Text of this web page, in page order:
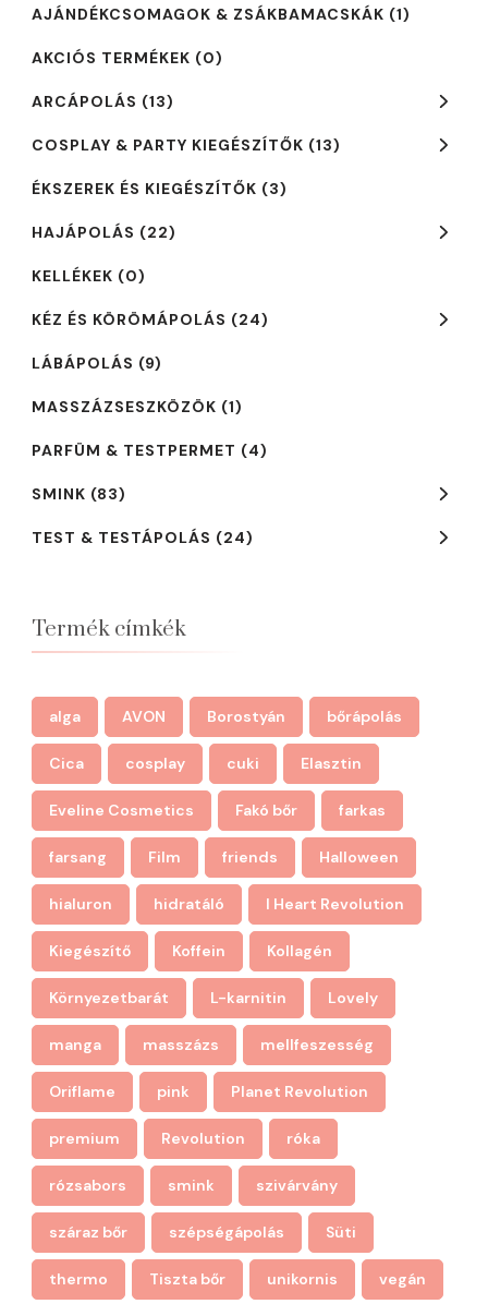
AJÁNDÉKCSOMAGOK & ZSÁKBAMACSKÁK (1)
AKCIÓS TERMÉKEK (0)
ARCÁPOLÁS (13)
COSPLAY & PARTY KIEGÉSZÍTŐK (13)
ÉKSZEREK ÉS KIEGÉSZÍTŐK (3)
HAJÁPOLÁS (22)
KELLÉKEK (0)
KÉZ ÉS KÖRÖMÁPOLÁS (24)
LÁBÁPOLÁS (9)
MASSZÁZSESZKÖZÖK (1)
PARFÜM & TESTPERMET (4)
SMINK (83)
TEST & TESTÁPOLÁS (24)
Termék címkék
alga AVON Borostyán bőrápolás
Cica cosplay cuki Elasztin
Eveline Cosmetics Fakó bőr farkas
farsang Film friends Halloween
hialuron hidratáló I Heart Revolution
Kiegészítő Koffein Kollagén
Környezetbarát L-karnitin Lovely
manga masszázs mellfeszesség
Oriflame pink Planet Revolution
premium Revolution róka
rózsabors smink szivárvány
száraz bőr szépségápolás Süti
thermo Tiszta bőr unikornis vegán